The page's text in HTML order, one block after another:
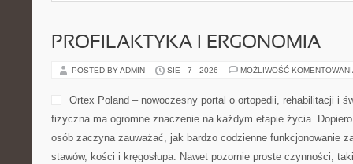
PROFILAKTYKA I ERGONOMIA
POSTED BY ADMIN SIE - 7 - 2026 MOŻLIWOŚĆ
Ortex Poland – nowoczesny portal o ortopedii, rehabilitacji i
fizyczna ma ogromne znaczenie na każdym etapie życia.
osób zaczyna zauważać, jak bardzo codzienne funkcjonowanie
stawów, kości i kręgosłupa. Nawet pozornie proste czynności,